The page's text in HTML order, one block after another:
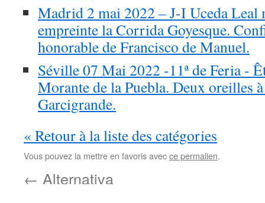
Madrid 2 mai 2022 – J-I Uceda Leal
empreinte la Corrida Goyesque.
honorable de Francisco de Manuel.
Séville 07 Mai 2022 -11ª de Feria -
Morante de la Puebla. Deux oreilles
Garcigrande.
« Retour à la liste des catégories
Vous pouvez la mettre en favoris avecce permalien.
← Alternativa